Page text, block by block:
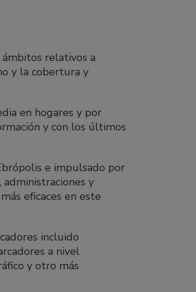
relativos a
y la cobertura y
en hogares y por
y con los últimos
e impulsado por
y
eficaces en este
incluido
a nivel
y otro más